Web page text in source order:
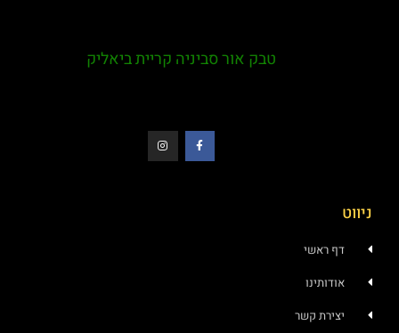
טבק אור סביניה קריית ביאליק
ניווט
דף ראשי
אודותינו
יצירת קשר